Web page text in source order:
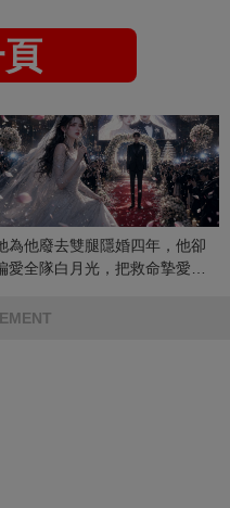
為他廢去雙腿隱婚四年，他卻
愛全隊白月光，把救命摯愛當